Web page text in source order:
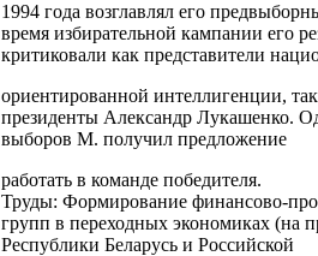
1994 года возглавлял его
время избирательной кампании его
критиковали как представители
ориентированной интеллигенции,
президенты Александр Лукашенко.
выборов М. получил предложение
работать в команде победителя.
Труды: Формирование финансово-
групп в переходных экономиках (на
Республики Беларусь и Российской